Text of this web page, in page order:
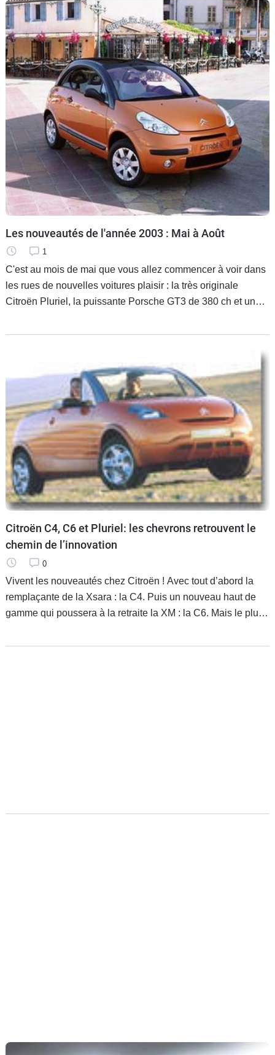
Les nouveautés de l'année 2003 : Mai à Août
1
C'est au mois de mai que vous allez commencer à voir dans
les rues de nouvelles voitures plaisir : la très originale
Citroën Pluriel, la puissante Porsche GT3 de 380 ch et une
BMW, une
Citroën C4, C6 et Pluriel: les chevrons retrouvent le
chemin de l’innovation
0
Vivent les nouveautés chez Citroën ! Avec tout d’abord la
remplaçante de la Xsara : la C4. Puis un nouveau haut de
gamme qui poussera à la retraite la XM : la C6. Mais le plus
cabriolet